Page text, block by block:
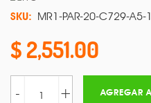
SKU: MR1-PAR-20-C729-A5-
2,551.00
- + AGREGAR